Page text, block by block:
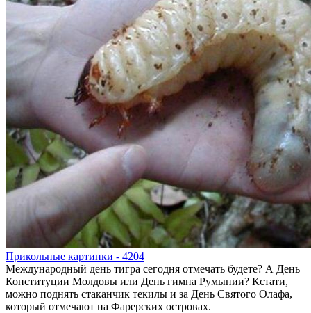
Прикольные картинки - 4204
Международный день тигра сегодня отмечать будете? А День
Конституции Молдовы или День гимна Румынии? Кстати,
можно поднять стаканчик текилы и за День Святого Олафа,
который отмечают на Фарерских островах.